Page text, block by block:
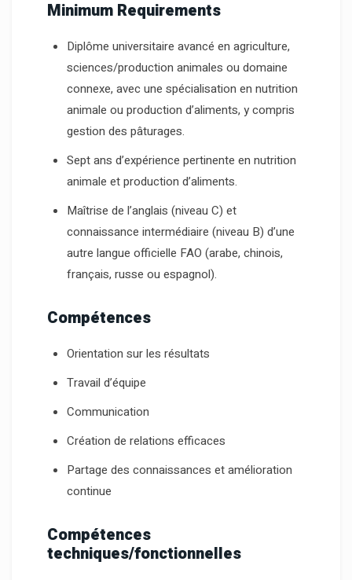
Minimum Requirements
Diplôme universitaire avancé en agriculture,
sciences/production animales ou domaine
connexe, avec une spécialisation en nutrition
animale ou production d’aliments, y compris
gestion des pâturages.
Sept ans d’expérience pertinente en nutrition
animale et production d’aliments.
Maîtrise de l’anglais (niveau C) et
connaissance intermédiaire (niveau B) d’une
autre langue officielle FAO (arabe, chinois,
français, russe ou espagnol).
Compétences
Orientation sur les résultats
Travail d’équipe
Communication
Création de relations efficaces
Partage des connaissances et amélioration
continue
Compétences
techniques/fonctionnelles